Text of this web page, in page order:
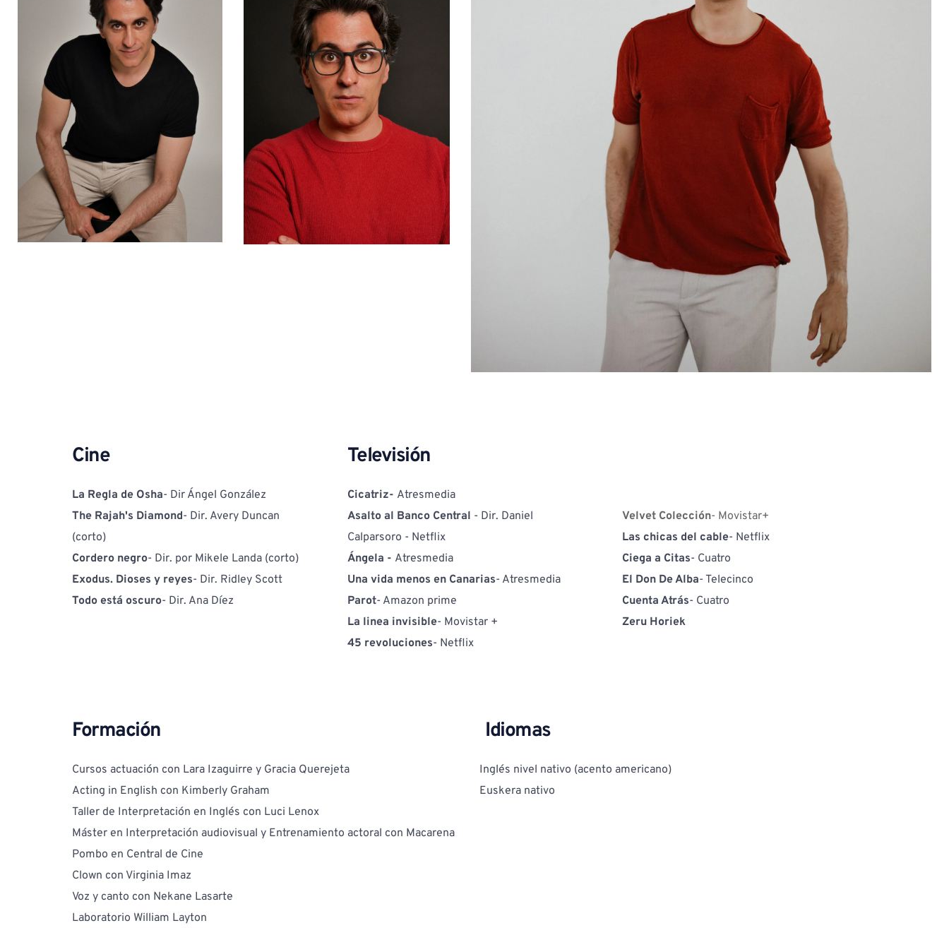
Cine
La Regla de Osha- Dir Ángel González
The Rajah's Diamond- Dir. Avery Duncan
(corto)
Cordero negro- Dir. por Mikele Landa (corto)
Exodus. Dioses y reyes- Dir. Ridley Scott
Todo está oscuro- Dir. Ana Díez
Televisión
Cicatriz- Atresmedia
Asalto al Banco Central - Dir. Daniel
Calparsoro - Netflix
Ángela - Atresmedia
Una vida menos en Canarias- Atresmedia
Parot- Amazon prime
La linea invisible- Movistar +
45 revoluciones- Netflix
Velvet Colección- Movistar+
Las chicas del cable- Netflix
Ciega a Citas- Cuatro
El Don De Alba- Telecinco
Cuenta Atrás- Cuatro
Zeru Horiek
Formación
Cursos actuación con Lara Izaguirre y Gracia Querejeta
Acting in English con Kimberly Graham
Taller de Interpretación en Inglés con Luci Lenox
Máster en Interpretación audiovisual y Entrenamiento actoral con Macarena
Pombo en Central de Cine
Clown con Virginia Imaz
Voz y canto con Nekane Lasarte
Laboratorio William Layton
Idiomas
Inglés nivel nativo (acento americano)
Euskera nativo